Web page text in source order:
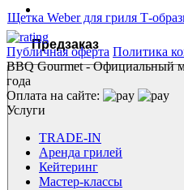
Щетка Weber для гриля Т-
Предзаказ
Публичная оферта Политика
BBQ Gourmet - Официальный
года
Оплата на сайте:
Услуги
TRADE-IN
Аренда грилей
Кейтеринг
Мастер-классы